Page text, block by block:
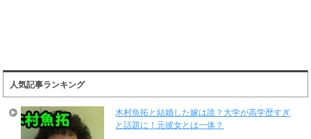
人気記事ランキング
木村魚拓と結婚した嫁は誰？大学が高学歴すぎ
と話題に！元彼女とは一体？